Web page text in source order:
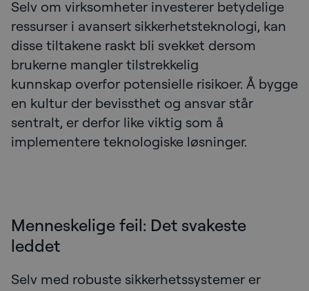
Selv om virksomheter investerer betydelige
ressurser i avansert sikkerhetsteknologi, kan
disse tiltakene raskt bli svekket dersom
brukerne mangler tilstrekkelig
kunnskap overfor potensielle risikoer. Å bygge
en kultur der bevissthet og ansvar står
sentralt, er derfor like viktig som å
implementere teknologiske løsninger.
Menneskelige feil: Det svakeste
leddet
Selv med robuste sikkerhetssystemer er